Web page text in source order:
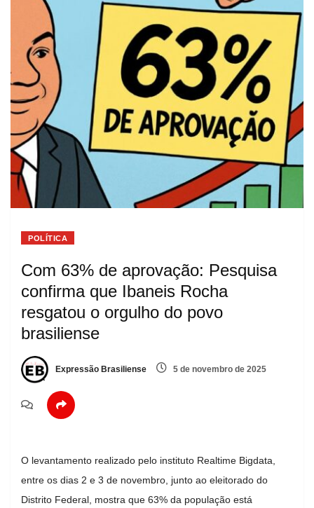
POLÍTICA
Com 63% de aprovação: Pesquisa
confirma que Ibaneis Rocha
resgatou o orgulho do povo
brasiliense
Expressão Brasiliense 5 de novembro de 2025
O levantamento realizado pelo instituto Realtime Bigdata,
entre os dias 2 e 3 de novembro, junto ao eleitorado do
Distrito Federal, mostra que 63% da população está